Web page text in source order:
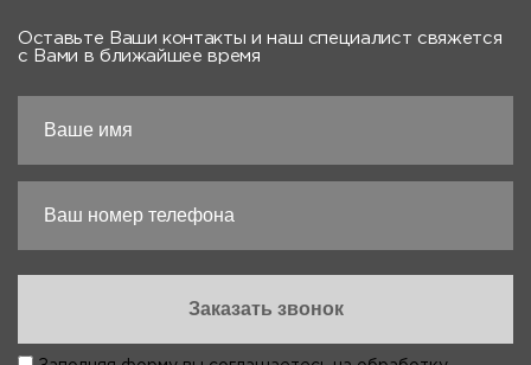
Оставьте Ваши контакты и наш специалист свяжется
с Вами в ближайшее время